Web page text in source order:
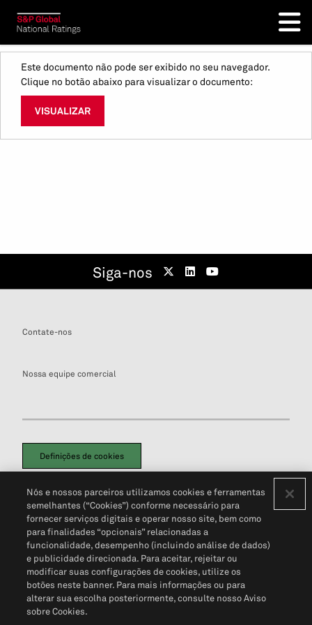
Este documento não pode ser exibido no seu navegador.
Clique no botão abaixo para visualizar o documento:
VISUALIZAR
Siga-nos
Contate-nos
Nossa equipe comercial
Definições de cookies
Política de PrivacidadePortal de privacidade do cliente (em inglês)
Não Venda Minhas Informações Pessoais© 2026 S&P Global
Nós e nossos parceiros utilizamos cookies e ferramentas
semelhantes (“Cookies”) conforme necessário para
fornecer serviços digitais e operar nosso site, bem como
para finalidades “opcionais” relacionadas a
funcionalidade, desempenho (incluindo análise de dados)
e publicidade direcionada. Para aceitar, rejeitar ou
modificar suas configurações de cookies, utilize os
botões neste banner. Para mais informações ou para
alterar sua escolha posteriormente, consulte nosso Aviso
sobre Cookies.